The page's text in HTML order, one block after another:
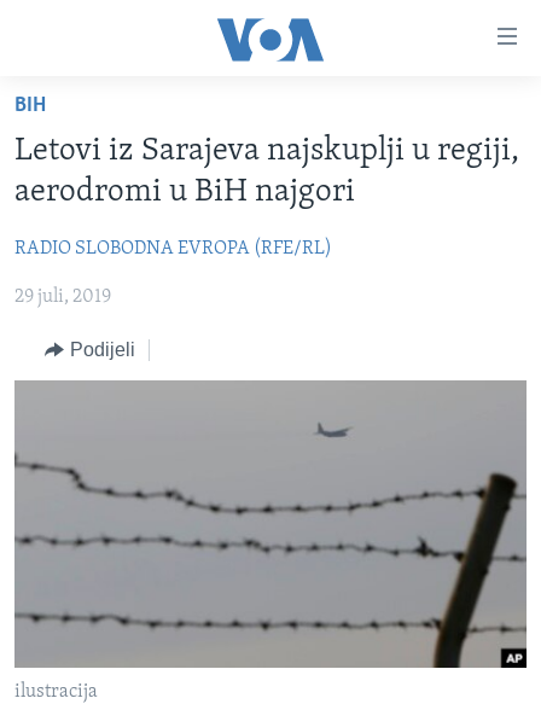
glavni
sadržaj
na
glavnu
Idi
pretragu
VIJESTI
SJEDINJENE AMERIČKE DRŽAVE
BOSNA I HERCEGOVINA
NAUKA I TEHNOLOGIJA
SPECIJALNI PROJEKTI
ŽENSKA STRANA
IZBJEGLIČKA STRANA
O GLASU AMERIKE
Learning English
BIH
Letovi iz Sarajeva najskuplji u regiji,
aerodromi u BiH najgori
RADIO SLOBODNA EVROPA (RFE/RL)
29 juli, 2019
Podijeli
ilustracija